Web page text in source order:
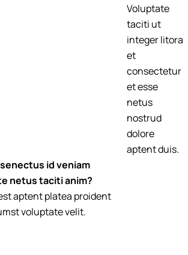
Voluptate
taciti ut
integer litora
et
consectetur
et esse
netus
nostrud
dolore
aptent duis.
id veniam
netus taciti anim?
aptent platea proident
voluptate velit.